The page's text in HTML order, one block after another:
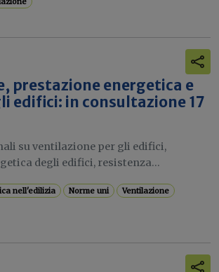
prestazione energetica e
edifici: in consultazione 17
su ventilazione per gli edifici,
degli edifici, resistenza...
nell'edilizia Norme uni
Ventilazione